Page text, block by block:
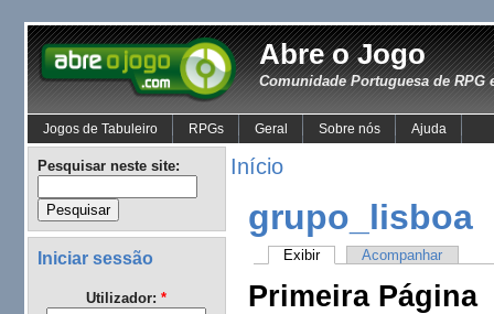
Abre o Jogo
Comunidade Portuguesa de RPG
Jogos de Tabuleiro RPGs Geral Sobre nós Ajuda
Pesquisar neste site:
Iniciar sessão
Utilizador: *
Início
grupo_lisboa
Exibir Acompanhar
Primeira Página